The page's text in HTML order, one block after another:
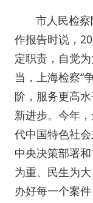
市人民检
作报告时说，
定职责，自觉
当，上海检察“
阶，服务更高
新进步。今年
代中国特色社
中央决策部署
为重、民生为
办好每一个案件